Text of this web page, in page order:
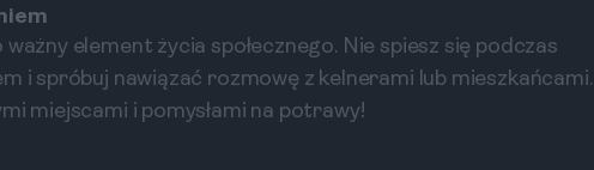
element życia społecznego. Nie spiesz się podczas
i spróbuj nawiązać rozmowę z kelnerami lub mieszkańcami.
miejscami i pomysłami na potrawy!